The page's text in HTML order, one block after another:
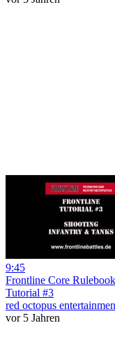
9:45
Frontline Core
Tutorial #3
red octopus
vor 5 Jahren